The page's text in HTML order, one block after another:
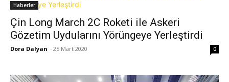
Haberler
Çin Long March 2C Roketi ile Askeri
Gözetim Uydularını Yörüngeye Yerleştirdi
Dora Dalyan - 25 Mart 2020 0